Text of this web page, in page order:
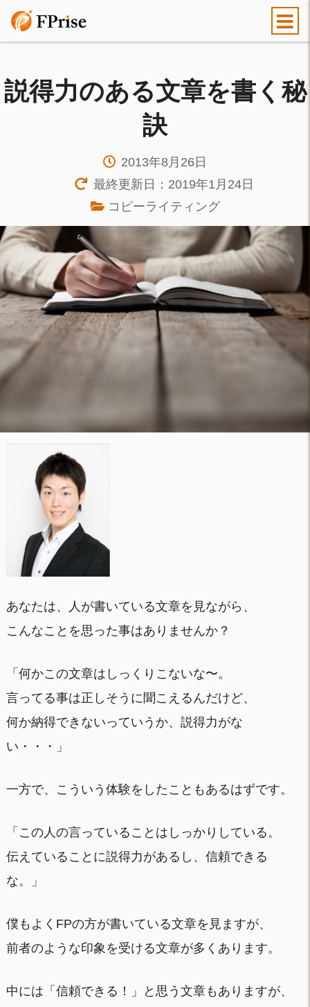
説得力のある文章を書く秘
訣
2013年8月26日
最終更新日：2019年1月24日
コピーライティング
あなたは、人が書いている文章を見ながら、
こんなことを思った事はありませんか？
「何かこの文章はしっくりこないな〜。
言ってる事は正しそうに聞こえるんだけど、
何か納得できないっていうか、説得力がな
い・・・」
一方で、こういう体験をしたこともあるはずです。
「この人の言っていることはしっかりしている。
伝えていることに説得力があるし、信頼できる
な。」
僕もよくFPの方が書いている文章を見ますが、
前者のような印象を受ける文章が多くあります。
中には「信頼できる！」と思う文章もありますが、